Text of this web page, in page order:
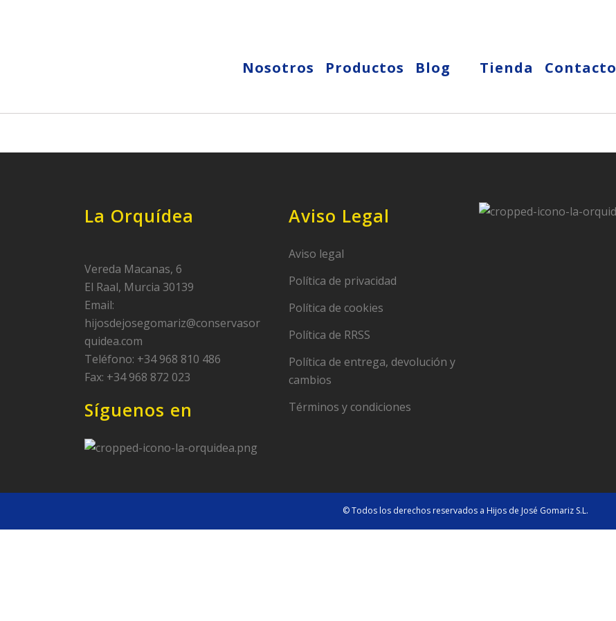
Nosotros Productos Blog Tienda Contacto
La Orquídea
Vereda Macanas, 6
El Raal, Murcia 30139
Email:
hijosdejosegomariz@conservasor
quidea.com
Teléfono: +34 968 810 486
Fax: +34 968 872 023
Síguenos en
Aviso Legal
Aviso legal
Política de privacidad
Política de cookies
Política de RRSS
Política de entrega, devolución y
cambios
Términos y condiciones
© Todos los derechos reservados a Hijos de José Gomariz S.L.